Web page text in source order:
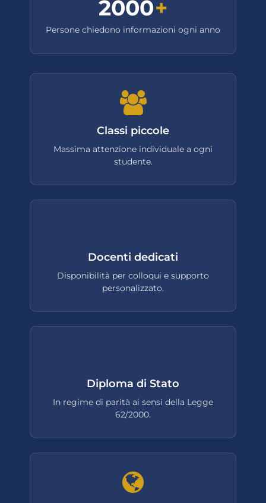
2000+
Persone chiedono informazioni ogni anno
Classi piccole
Massima attenzione individuale a ogni
studente.
Docenti dedicati
Disponibilità per colloqui e supporto
personalizzato.
Diploma di Stato
In regime di parità ai sensi della Legge
62/2000.